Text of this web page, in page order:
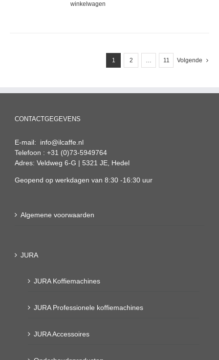
winkelwagen
1 2 … 11 Volgende
CONTACTGEGEVENS
E-mail: info@ilcaffe.nl
Telefoon : +31 (0)73-5949764
Adres: Veldweg 6-G | 5321 JE, Hedel
Geopend op werkdagen van 8:30 -16:30 uur
Algemene voorwaarden
JURA
JURA Koffiemachines
JURA Professionele koffiemachines
JURA Accessoires